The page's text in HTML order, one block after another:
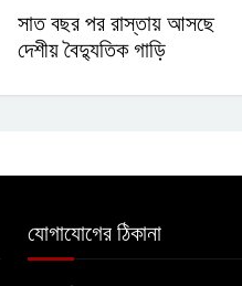
সাত বছর পর রাস্তায় আসছে
দেশীয় বৈদ্যুতিক গাড়ি
যোগাযোগের ঠিকানা